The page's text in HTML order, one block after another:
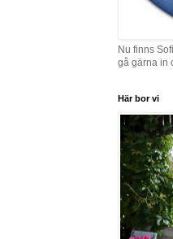
Nu finns
gå gärna in
Här bor vi